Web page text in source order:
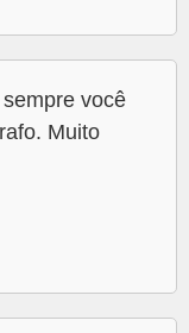
você
Muito